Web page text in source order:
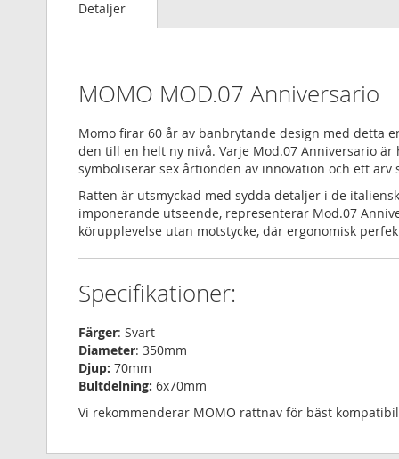
Detaljer
MOMO MOD.07 Anniversario
Momo firar 60 år av banbrytande design med detta
den till en helt ny nivå. Varje Mod.07 Anniversario
symboliserar sex årtionden av innovation och ett arv
Ratten är utsmyckad med sydda detaljer i de
imponerande utseende, representerar Mod.07
körupplevelse utan motstycke, där ergonomisk
Specifikationer:
Färger: Svart
Diameter: 350mm
Djup: 70mm
Bultdelning: 6x70mm
Vi rekommenderar MOMO rattnav för bäst